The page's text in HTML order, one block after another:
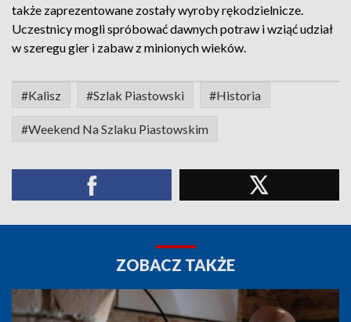
także zaprezentowane zostały wyroby rękodzielnicze.
Uczestnicy mogli spróbować dawnych potraw i wziąć udział
w szeregu gier i zabaw z minionych wieków.
#Kalisz #Szlak Piastowski #Historia
#Weekend Na Szlaku Piastowskim
ZOBACZ TAKŻE